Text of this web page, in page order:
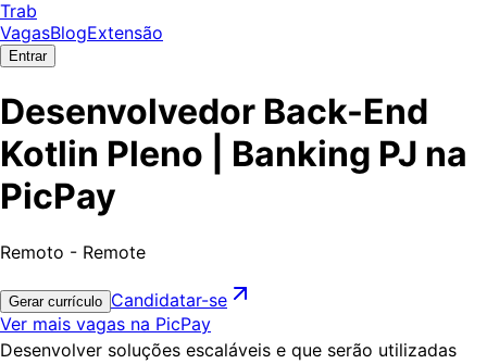
Trab
VagasBlogExtensão
Entrar
Desenvolvedor Back-End
Kotlin Pleno | Banking PJ na
PicPay
Remoto - Remote
Gerar currículo Candidatar-se
Ver mais vagas na PicPay
Desenvolver soluções escaláveis e que serão utilizadas